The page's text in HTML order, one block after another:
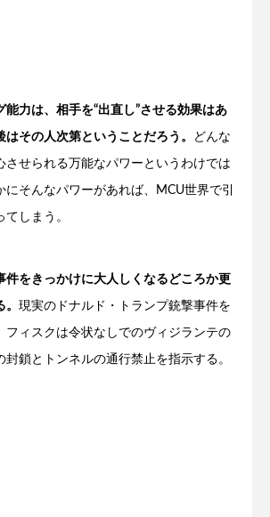
能力は、相手を“出直し”させる効果はあ
はその人次第ということだろう。 どんな
させられる万能なパワーというわけでは
にそんなパワーがあれば、MCU世界で引
しまう。
件をきっかけに大人しくなるどころか更
現実のドナルド・トランプ銃撃事件を
フィスクは令状なしでのヴィジランテの
封鎖とトンネルの通行禁止を指示する。